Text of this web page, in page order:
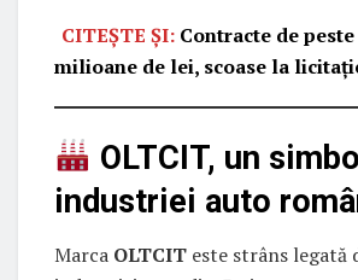
CITEȘTE ȘI: Contracte de peste
milioane de lei, scoase la
OLTCIT, un
industriei auto
Marca OLTCIT este strâns legată